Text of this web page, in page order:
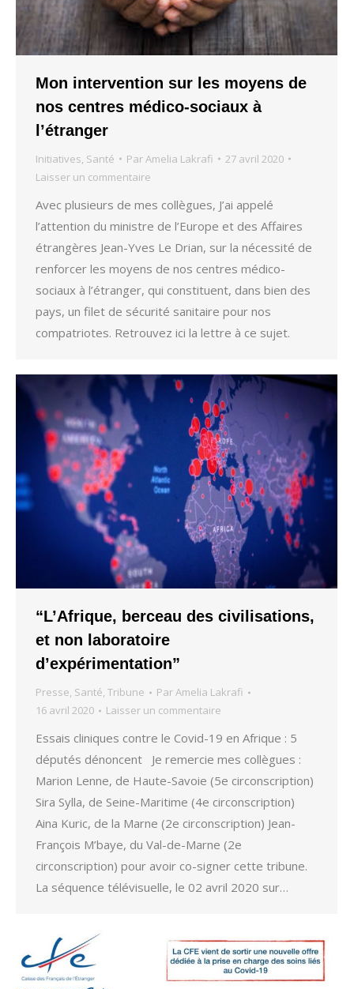
Mon intervention sur les moyens de
nos centres médico-sociaux à
l’étranger
Initiatives, Santé ParAmelia Lakrafi
27 avril 2020
Laisser un commentaire
Avec plusieurs de mes collègues, J’ai appelé
l’attention du ministre de l’Europe et des Affaires
étrangères Jean-Yves Le Drian, sur la nécessité de
renforcer les moyens de nos centres médico-
sociaux à l’étranger, qui constituent, dans bien des
pays, un filet de sécurité sanitaire pour nos
compatriotes. Retrouvez ici la lettre à ce sujet.
“L’Afrique, berceau des civilisations,
et non laboratoire
d’expérimentation”
Presse, Santé, Tribune ParAmelia Lakrafi
16 avril 2020
Laisser un commentaire
Essais cliniques contre le Covid-19 en Afrique : 5
députés dénoncent Je remercie mes collègues :
Marion Lenne, de Haute-Savoie (5e circonscription)
Sira Sylla, de Seine-Maritime (4e circonscription)
Aina Kuric, de la Marne (2e circonscription) Jean-
François M’baye, du Val-de-Marne (2e
circonscription) pour avoir co-signer cette tribune.
La séquence télévisuelle, le 02 avril 2020 sur…